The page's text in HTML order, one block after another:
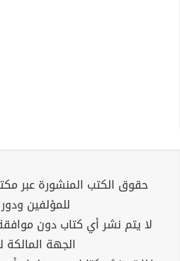
حقوق الكتب المنشورة عبر
للمؤلفين
لا يتم نشر أي كتاب دون
الجهة